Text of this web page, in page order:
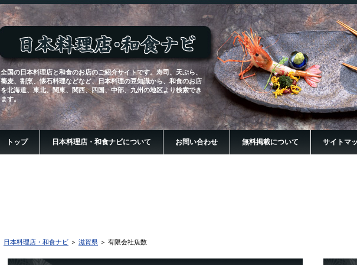
全国の日本料理店と和食のお店のご紹介サイトです。寿司、天ぷら、
蕎麦、割烹、懐石料理などなど、日本料理の豆知識から、和食のお店
を北海道、東北、関東、関西、四国、中部、九州の地区より検索でき
ます。
トップ 日本料理店・和食ナビについて お問い合わせ 無料掲載について サイトマ
日本料理店・和食ナビ ＞ 滋賀県 ＞ 有限会社魚数